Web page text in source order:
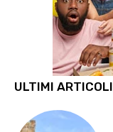
ULTIMI ARTICOLI